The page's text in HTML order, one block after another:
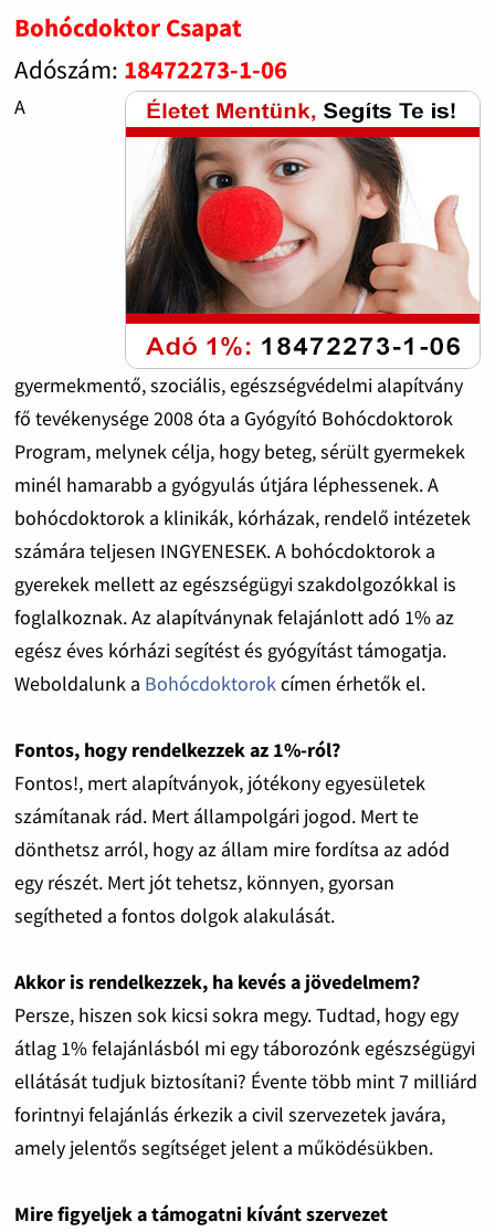
Bohócdoktor Csapat
Adószám: 18472273-1-06
A
gyermekmentő, szociális, egészségvédelmi alapítvány
fő tevékenysége 2008 óta a Gyógyító Bohócdoktorok
Program, melynek célja, hogy beteg, sérült gyermekek
minél hamarabb a gyógyulás útjára léphessenek. A
bohócdoktorok a klinikák, kórházak, rendelő intézetek
számára teljesen INGYENESEK. A bohócdoktorok a
gyerekek mellett az egészségügyi szakdolgozókkal is
foglalkoznak. Az alapítványnak felajánlott adó 1% az
egész éves kórházi segítést és gyógyítást támogatja.
Weboldalunk a Bohócdoktorokcímen érhetők el.
Fontos, hogy rendelkezzek az 1%-ról?
Fontos!, mert alapítványok, jótékony egyesületek
számítanak rád. Mert állampolgári jogod. Mert te
dönthetsz arról, hogy az állam mire fordítsa az adód
egy részét. Mert jót tehetsz, könnyen, gyorsan
segítheted a fontos dolgok alakulását.
Akkor is rendelkezzek, ha kevés a jövedelmem?
Persze, hiszen sok kicsi sokra megy. Tudtad, hogy egy
átlag 1% felajánlásból mi egy táborozónk egészségügyi
ellátását tudjuk biztosítani? Évente több mint 7 milliárd
forintnyi felajánlás érkezik a civil szervezetek javára,
amely jelentős segítséget jelent a működésükben.
Mire figyeljek a támogatni kívánt szervezet